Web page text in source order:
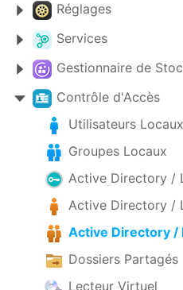
Réglages
Services
Gestionnaire de
Contrôle d'Accès
Utilisateurs Locaux
Groupes Locaux
Active Directory /
Active Directory /
Active Directory /
Dossiers Partagés
Lecteur Virtuel